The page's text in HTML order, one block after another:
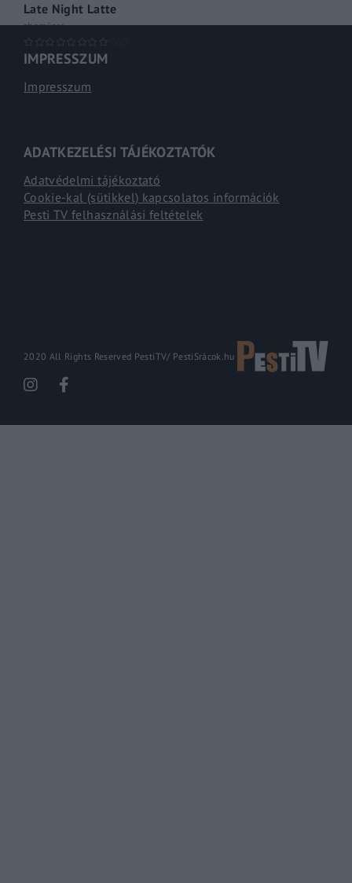
Late Night Latte
shoműsor
IMPRESSZUM
Impresszum
ADATKEZELÉSI TÁJÉKOZTATÓK
Adatvédelmi tájékoztató
Cookie-kal (sütikkel) kapcsolatos információk
Pesti TV felhasználási feltételek
2020 All Rights Reserved PestiTV/ PestiSrácok.hu